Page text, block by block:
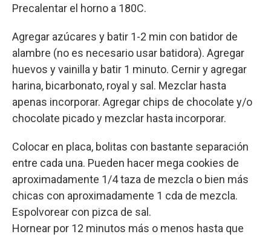
Precalentar el horno a 180C.
Agregar azúcares y batir 1-2 min con batidor de
alambre (no es necesario usar batidora). Agregar
huevos y vainilla y batir 1 minuto. Cernir y agregar
harina, bicarbonato, royal y sal. Mezclar hasta
apenas incorporar. Agregar chips de chocolate y/o
chocolate picado y mezclar hasta incorporar.
Colocar en placa, bolitas con bastante separación
entre cada una. Pueden hacer mega cookies de
aproximadamente 1/4 taza de mezcla o bien más
chicas con aproximadamente 1 cda de mezcla.
Espolvorear con pizca de sal.
Hornear por 12 minutos más o menos hasta que